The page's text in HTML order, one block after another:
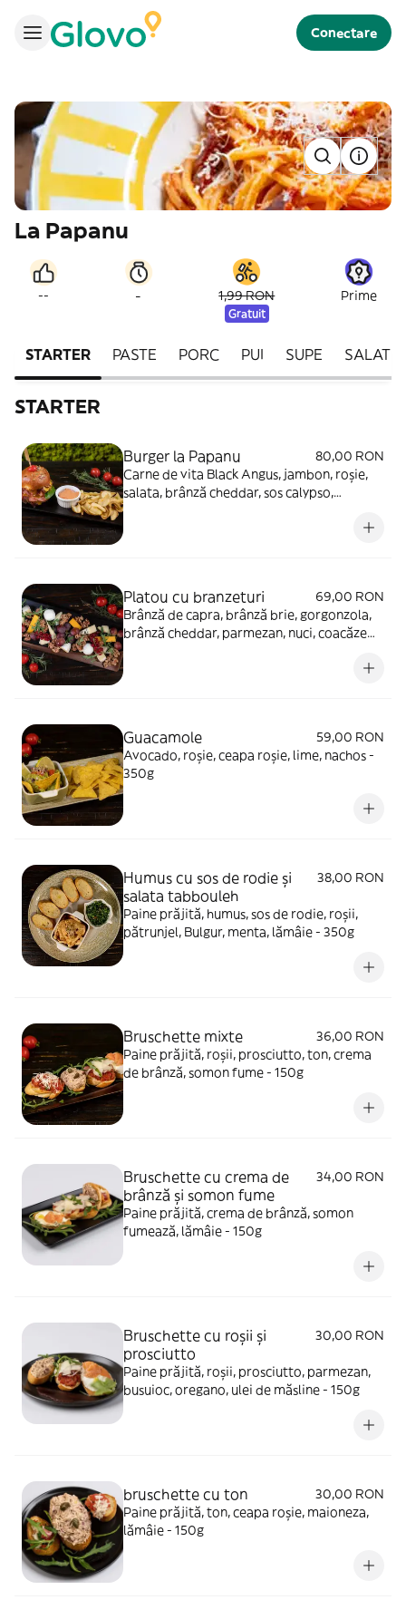
Conectare
La Papanu
-- - 1,99 RON
Gratuit
Prime
STARTER PASTE PORC PUI SUPE SALATE
STARTER
Burger la Papanu
80,00 RON
Carne de vita Black Angus, jambon, roșie,
salata, brânză cheddar, sos calypso,
Platou cu branzeturi
69,00 RON
Brânză de capra, brânză brie, gorgonzola,
brânză cheddar, parmezan, nuci, coacăze
Guacamole
59,00 RON
Avocado, roșie, ceapa roșie, lime, nachos -
350g
Humus cu sos de rodie și
salata tabbouleh
38,00 RON
Paine prăjită, humus, sos de rodie, roșii,
pătrunjel, Bulgur, menta, lămâie - 350g
Bruschette mixte
36,00 RON
Paine prăjită, roșii, prosciutto, ton, crema
de brânză, somon fume - 150g
Bruschette cu crema de
brânză și somon fume
34,00 RON
Paine prăjită, crema de brânză, somon
fumează, lămâie - 150g
Bruschette cu roșii și
prosciutto
30,00 RON
Paine prăjită, roșii, prosciutto, parmezan,
busuioc, oregano, ulei de măsline - 150g
bruschette cu ton
30,00 RON
Paine prăjită, ton, ceapa roșie, maioneza,
lămâie - 150g